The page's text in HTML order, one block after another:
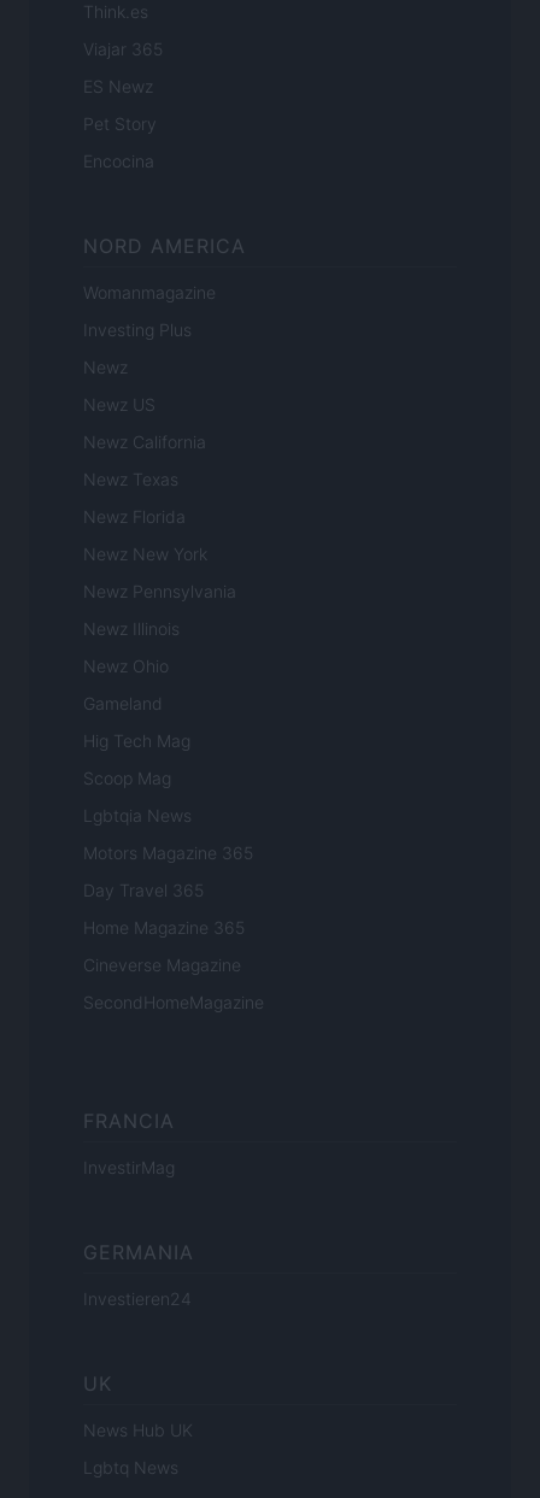
Think.es
Viajar 365
ES Newz
Pet Story
Encocina
NORD AMERICA
Womanmagazine
Investing Plus
Newz
Newz US
Newz California
Newz Texas
Newz Florida
Newz New York
Newz Pennsylvania
Newz Illinois
Newz Ohio
Gameland
Hig Tech Mag
Scoop Mag
Lgbtqia News
Motors Magazine 365
Day Travel 365
Home Magazine 365
Cineverse Magazine
SecondHomeMagazine
FRANCIA
InvestirMag
GERMANIA
Investieren24
UK
News Hub UK
Lgbtq News